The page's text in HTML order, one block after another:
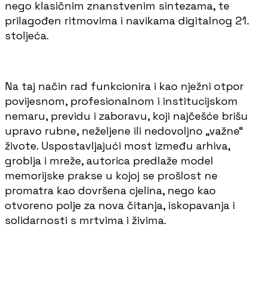
nego klasičnim znanstvenim sintezama, te
prilagođen ritmovima i navikama digitalnog 21.
stoljeća.
Na taj način rad funkcionira i kao nježni otpor
povijesnom, profesionalnom i institucijskom
nemaru, previdu i zaboravu, koji najčešće brišu
upravo rubne, neželjene ili nedovoljno „važne“
živote. Uspostavljajući most između arhiva,
groblja i mreže, autorica predlaže model
memorijske prakse u kojoj se prošlost ne
promatra kao dovršena cjelina, nego kao
otvoreno polje za nova čitanja, iskopavanja i
solidarnosti s mrtvima i živima.